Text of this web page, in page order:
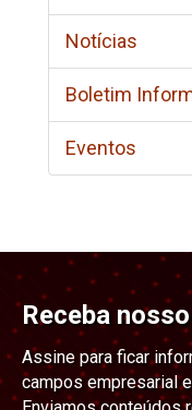
Notícias
Boletim
Eventos
Receba
Assine para ficar
campos empresarial